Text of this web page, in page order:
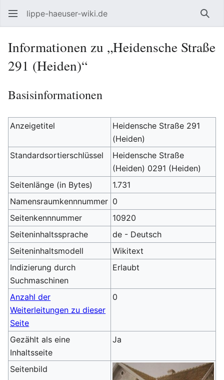
lippe-haeuser-wiki.de
Informationen zu „Heidensche Straße
291 (Heiden)“
Basisinformationen
Anzeigetitel
Heidensche Straße 291
(Heiden)
Standardsortierschlüssel
Heidensche Straße
(Heiden) 0291 (Heiden)
Seitenlänge (in Bytes)
1.731
Namensraumkennnummer 0
Seitenkennnummer
10920
Seiteninhaltssprache
de - Deutsch
Seiteninhaltsmodell
Wikitext
Indizierung durch
Suchmaschinen
Erlaubt
Anzahl der
Weiterleitungen zu dieser
Seite
0
Gezählt als eine
Inhaltsseite
Ja
Seitenbild